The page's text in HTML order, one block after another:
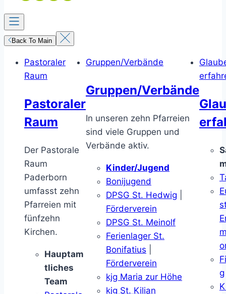
Back To Main
Pastoraler
Raum
Pastoraler
Raum
Der Pastorale
Raum
Paderborn
umfasst zehn
Pfarreien mit
fünfzehn
Kirchen.
Hauptam
tliches
Team
Gruppen/Verbände
Gruppen/Verbände
In unseren zehn Pfarreien
sind viele Gruppen und
Verbände aktiv.
Kinder/Jugend
Bonijugend
DPSG St. Hedwig
Förderverein
DPSG St. Meinolf
Ferienlager St.
Bonifatius
Förderverein
kjg Maria zur Höhe
kjg St. Kilian
g